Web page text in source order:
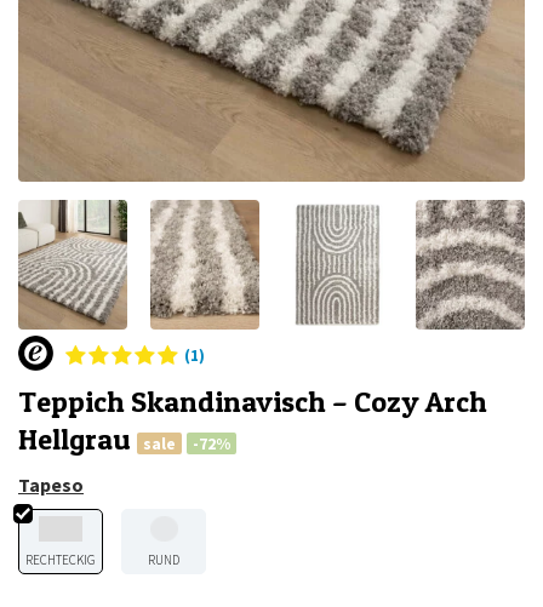
(1)
Teppich Skandinavisch – Cozy Arch
Hellgrau
sale -72%
Tapeso
RECHTECKIG RUND